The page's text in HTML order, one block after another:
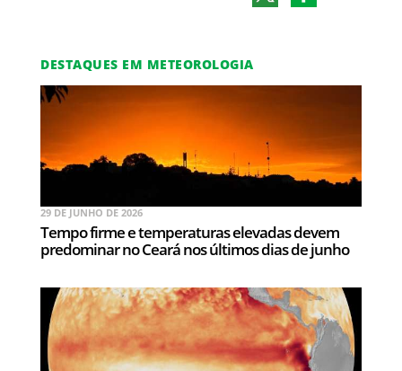
DESTAQUES EM METEOROLOGIA
29 DE JUNHO DE 2026
Tempo firme e temperaturas elevadas devem
predominar no Ceará nos últimos dias de junho